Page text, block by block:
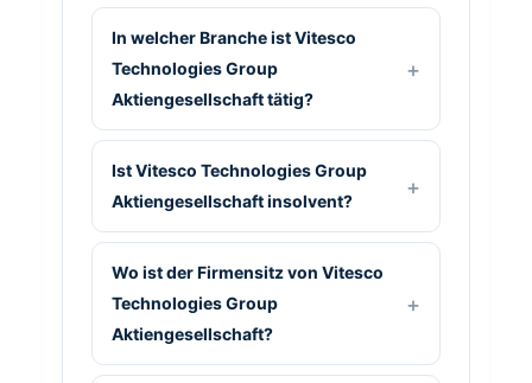
In welcher Branche ist Vitesco
Technologies Group
Aktiengesellschaft tätig?
Ist Vitesco Technologies Group
Aktiengesellschaft insolvent?
Wo ist der Firmensitz von Vitesco
Technologies Group
Aktiengesellschaft?